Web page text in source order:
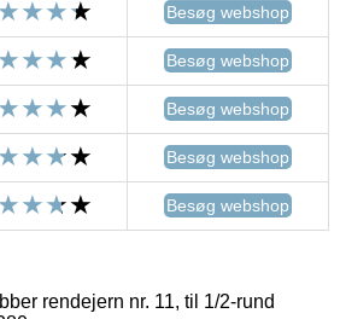
Besøg webshop
Besøg webshop
Besøg webshop
Besøg webshop
Besøg webshop
rendejern nr. 11, til 1/2-rund